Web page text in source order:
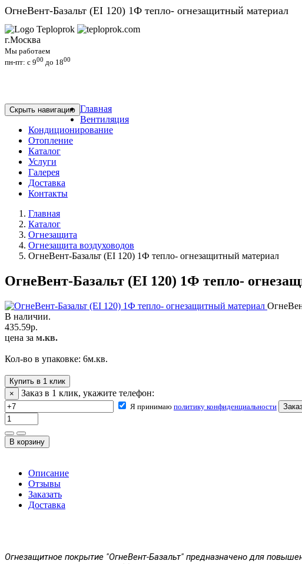
ОгнeBeнт-Базaльт (EI 120) 1Ф тепло- огнезащитный материал
г.Москва
Мы работаем
пн-пт: c 900 до 1800
Скрыть навигацию Главная
Вентиляция
Кондиционирование
Отопление
Каталог
Услуги
Галерея
Доставка
Контакты
Главная
Каталог
Огнезащита
Огнезащита воздуховодов
ОгнeBeнт-Базaльт (EI 120) 1Ф тепло- огнезащитный материал
ОгнeBeнт-Базaльт (EI 120) 1Ф тепло-
В наличии.
435.59р.
цена за м.кв.
Кол-во в упаковке: 6м.кв.
Купить в 1 клик
×
Заказ в 1 клик, укажите телефон:
Я принимаю политику конфиденциальности
Описание
Отзывы
Заказать
Доставка
Огнезащитное покрытие "ОгнеВент-Базальт" предназначено для